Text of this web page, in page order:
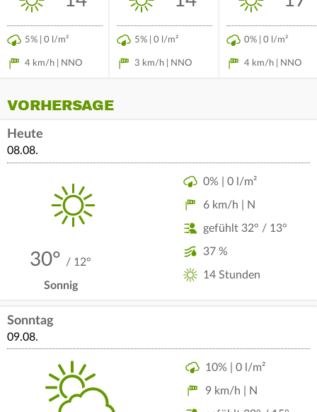
5% | 0 l/m²
4 km/h | NNO
5% | 0 l/m²
3 km/h | NNO
0% | 0 l/m²
4 km/h | NNO
VORHERSAGE
Heute
08.08.
30° / 12°
Sonnig
0% | 0 l/m²
6 km/h | N
gefühlt 32° / 13°
37 %
14 Stunden
Sonntag
09.08.
10% | 0 l/m²
9 km/h | N